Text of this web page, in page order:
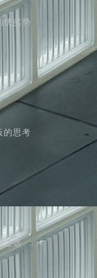
优劣势
的思考
之选